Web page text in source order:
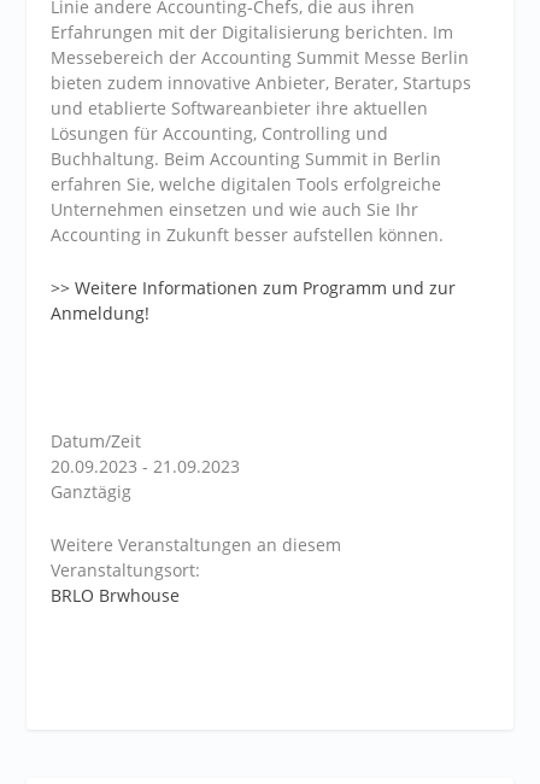
Linie andere Accounting-Chefs, die aus ihren
Erfahrungen mit der Digitalisierung berichten. Im
Messebereich der Accounting Summit Messe Berlin
bieten zudem innovative Anbieter, Berater, Startups
und etablierte Softwareanbieter ihre aktuellen
Lösungen für Accounting, Controlling und
Buchhaltung. Beim Accounting Summit in Berlin
erfahren Sie, welche digitalen Tools erfolgreiche
Unternehmen einsetzen und wie auch Sie Ihr
Accounting in Zukunft besser aufstellen können.
>> Weitere Informationen zum Programm und zur
Anmeldung!
Datum/Zeit
20.09.2023 - 21.09.2023
Ganztägig
Weitere Veranstaltungen an diesem
Veranstaltungsort:
BRLO Brwhouse